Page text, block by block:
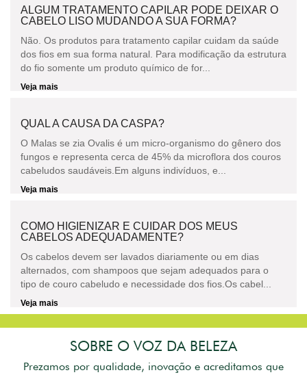
ALGUM TRATAMENTO CAPILAR PODE DEIXAR O
CABELO LISO MUDANDO A SUA FORMA?
Não. Os produtos para tratamento capilar cuidam da saúde
dos fios em sua forma natural. Para modificação da estrutura
do fio somente um produto químico de for...
Veja mais
QUAL A CAUSA DA CASPA?
O Malas se zia Ovalis é um micro-organismo do gênero dos
fungos e representa cerca de 45% da microflora dos couros
cabeludos saudáveis.Em alguns indivíduos, e...
Veja mais
COMO HIGIENIZAR E CUIDAR DOS MEUS
CABELOS ADEQUADAMENTE?
Os cabelos devem ser lavados diariamente ou em dias
alternados, com shampoos que sejam adequados para o
tipo de couro cabeludo e necessidade dos fios.Os cabel...
Veja mais
SOBRE O VOZ DA BELEZA
Prezamos por qualidade, inovação e acreditamos que